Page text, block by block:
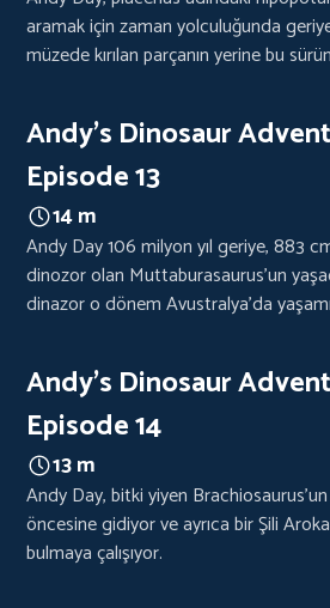
aramak için zaman yolculuğunda
müzede kırılan parçanın yerine bu
Andy's Dinosaur
Episode 13
14 m
Andy Day 106 milyon yıl geriye, 883
dinozor olan Muttaburasaurus'un
dinazor o dönem Avustralya'da
Andy's Dinosaur
Episode 14
13 m
Andy Day, bitki yiyen Brachiosaurus'un
öncesine gidiyor ve ayrıca bir Şili
bulmaya çalışıyor.